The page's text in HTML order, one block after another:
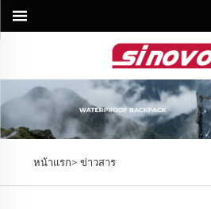
หน้าแรก> ข่าวสาร